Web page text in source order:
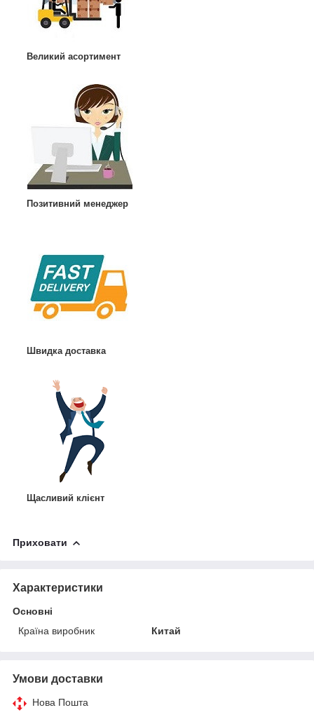
Великий асортимент
Позитивний менеджер
Швидка доставка
Щасливий клієнт
Приховати
Характеристики
Основні
Країна виробник
Китай
Умови доставки
Нова Пошта